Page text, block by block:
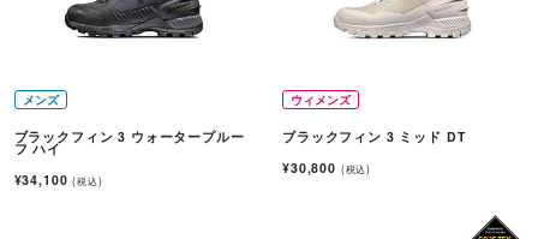
メンズ
ブラックフィン 3 ウォータープルー
フ ハイ
¥34,100(税込)
ウィメンズ
ブラックフィン 3 ミッド DT
¥30,800 (税込)